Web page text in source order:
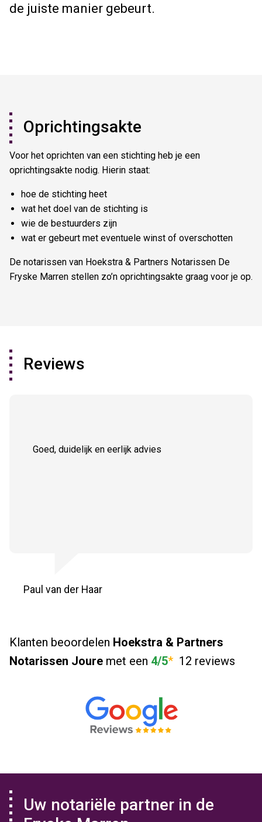
de juiste manier gebeurt.
Oprichtingsakte
Voor het oprichten van een stichting heb je een
oprichtingsakte nodig. Hierin staat:
hoe de stichting heet
wat het doel van de stichting is
wie de bestuurders zijn
wat er gebeurt met eventuele winst of overschotten
De notarissen van Hoekstra & Partners Notarissen De
Fryske Marren stellen zo’n oprichtingsakte graag voor je op.
Reviews
Goed, duidelijk en eerlijk advies
Paul van der Haar
Klanten beoordelen Hoekstra & Partners
Notarissen Joure met een 4/5* 12 reviews
Uw notariële partner in de